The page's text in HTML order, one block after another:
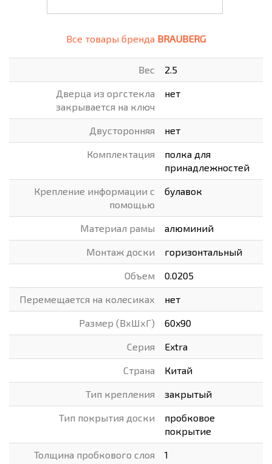
Все товары бренда BRAUBERG
Вес 2.5
Дверца из оргстекла
закрывается на ключ
нет
Двусторонняя нет
Комплектация
полка для
принадлежностей
Крепление информации с
помощью
булавок
Материал рамы алюминий
Монтаж доски горизонтальный
Объем 0.0205
Перемещается на колесиках нет
Размер (ВхШхГ) 60x90
Серия Extra
Страна Китай
Тип крепления закрытый
Тип покрытия доски
пробковое
покрытие
Толщина пробкового слоя 1